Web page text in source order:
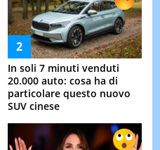
In soli 7 minuti venduti
20.000 auto: cosa ha di
particolare questo nuovo
SUV cinese